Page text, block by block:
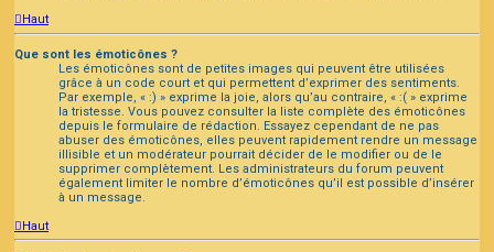
Haut
Que sont les émoticônes ?
Les émoticônes sont de petites images qui peuvent être utilisées
grâce à un code court et qui permettent d’exprimer des sentiments.
Par exemple, « :) » exprime la joie, alors qu’au contraire, « :( » exprime
la tristesse. Vous pouvez consulter la liste complète des émoticônes
depuis le formulaire de rédaction. Essayez cependant de ne pas
abuser des émoticônes, elles peuvent rapidement rendre un message
illisible et un modérateur pourrait décider de le modifier ou de le
supprimer complètement. Les administrateurs du forum peuvent
également limiter le nombre d’émoticônes qu’il est possible d’insérer
à un message.
Haut